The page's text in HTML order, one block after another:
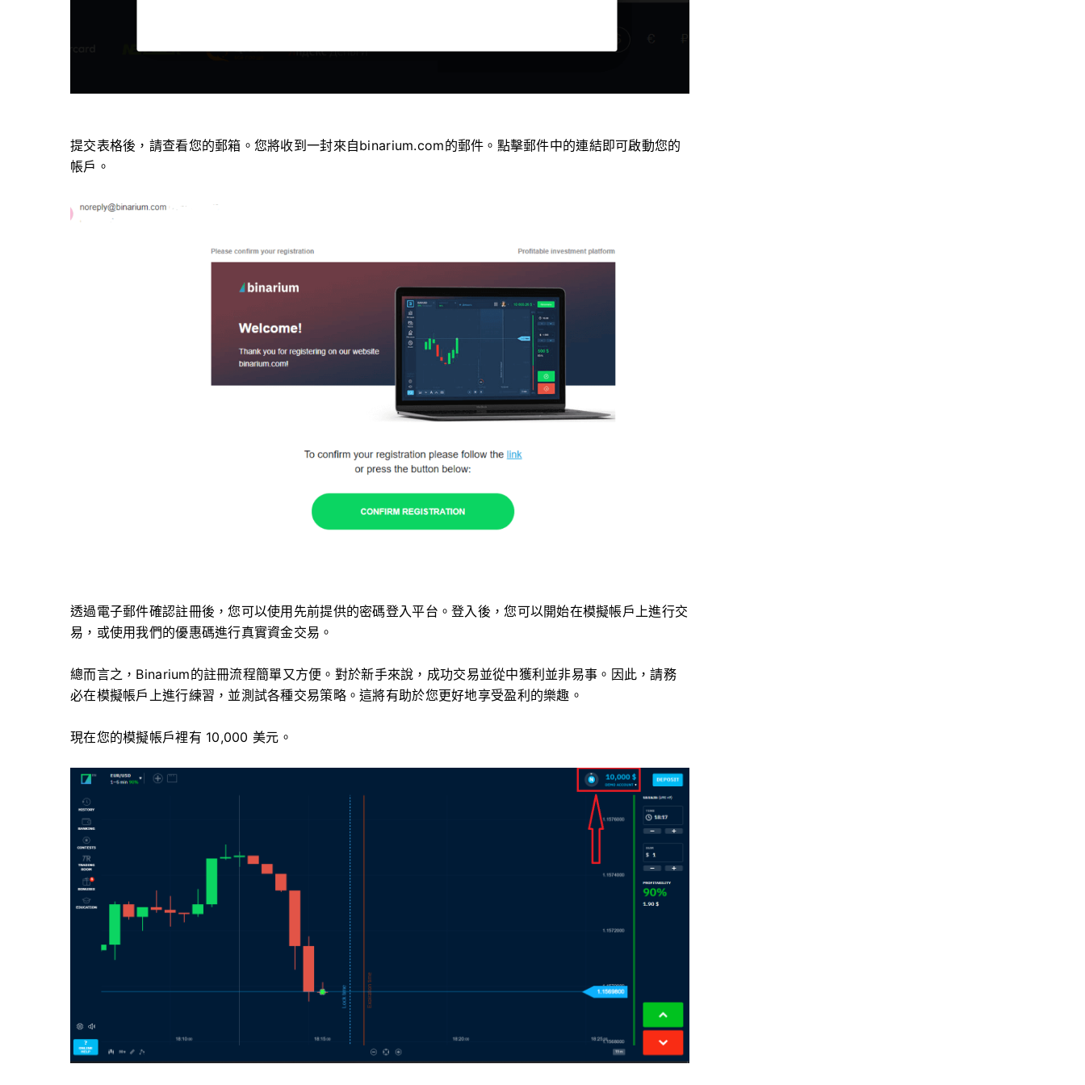
提交表格後，請查看您的郵箱。您將收到一封來自binarium.com的郵件。點擊郵件中的連結即可啟動您的
帳戶。
透過電子郵件確認註冊後，您可以使用先前提供的密碼登入平台。登入後，您可以開始在模擬帳戶上進行交
易，或使用我們的優惠碼進行真實資金交易。
總而言之，Binarium的註冊流程簡單又方便。對於新手來說，成功交易並從中獲利並非易事。因此，請務
必在模擬帳戶上進行練習，並測試各種交易策略。這將有助於您更好地享受盈利的樂趣。
現在您的模擬帳戶裡有 10,000 美元。